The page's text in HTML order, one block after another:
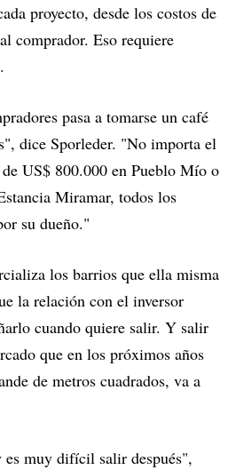
proyecto, desde los costos de
comprador. Eso requiere
pasa a tomarse un café
dice Sporleder. "No importa el
US$ 800.000 en Pueblo Mío o
Miramar, todos los
su dueño."
los barrios que ella misma
la relación con el inversor
cuando quiere salir. Y salir
que en los próximos años
de metros cuadrados, va a
muy difícil salir después",